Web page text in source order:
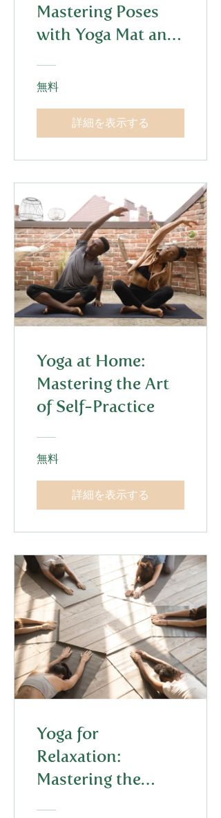
Mastering Poses
with Yoga Mat and
無料
詳細を表示する
Yoga at Home:
Mastering the Art
of Self-Practice
無料
詳細を表示する
Yoga for
Relaxation:
Mastering the